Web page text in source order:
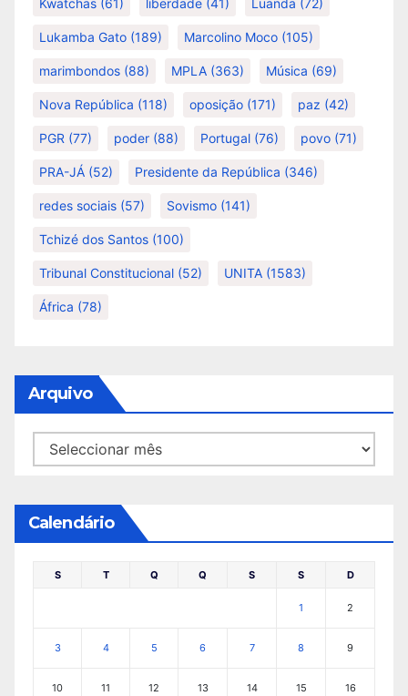
Kwatchas (61) liberdade (41) Luanda (72)
Lukamba Gato (189) Marcolino Moco (105)
marimbondos (88) MPLA (363) Música (69)
Nova República (118) oposição (171) paz (42)
PGR (77) poder (88) Portugal (76) povo (71)
PRA-JÁ (52) Presidente da República (346)
redes sociais (57) Sovismo (141)
Tchizé dos Santos (100)
Tribunal Constitucional (52) UNITA (1583)
África (78)
Arquivo
Arquivo
Calendário
S T Q Q S S D
1 2
3 4 5 6 7 8 9
10 11 12 13 14 15 16